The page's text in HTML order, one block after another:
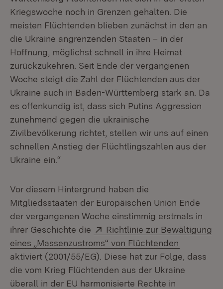
Kriegswoche noch in Grenzen gehalten. Die
meisten Flüchtenden blieben zunächst in den an
die Ukraine angrenzenden Staaten – in der
Hoffnung, möglichst schnell in ihre Heimat
zurückzukehren. Seit Ende der vergangenen
Woche steigt die Zahl der Flüchtenden aus der
Ukraine auch in Baden-Württemberg stark an. Da
es offenkundig ist, dass sich Putins Aggression
zunehmend gegen die ukrainische
Zivilbevölkerung richtet, stellen wir uns auf einen
schnellen Anstieg der Flüchtlingszahlen aus der
Ukraine ein.“
Vor diesem Hintergrund haben die
Mitgliedsstaaten der Europäischen Union Ende
der vergangenen Woche einstimmig erstmals in
ihrer Geschichte die
Extern:
Richtlinie zur Bewältigung
eines „Massenzustroms“ von Flüchtenden
aktiviert (2001/55/EG). Diese hat zur Folge, dass
die vom Krieg Flüchtenden aus der Ukraine
überall in der EU harmonisierte Rechte in